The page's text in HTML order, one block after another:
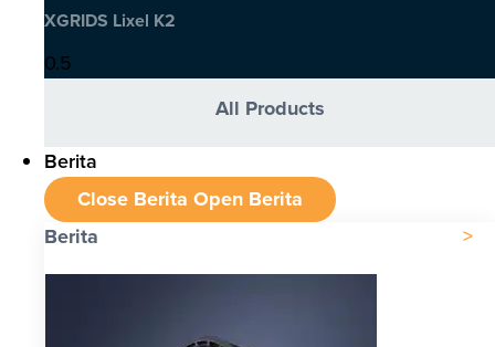
XGRIDS Lixel K2
All Products
Berita
Close Berita Open Berita
Berita